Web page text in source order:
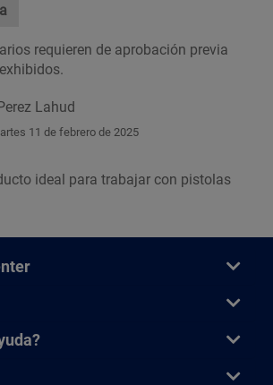
requieren de aprobación previa
Lahud
11 de febrero de 2025
ideal para trabajar con pistolas